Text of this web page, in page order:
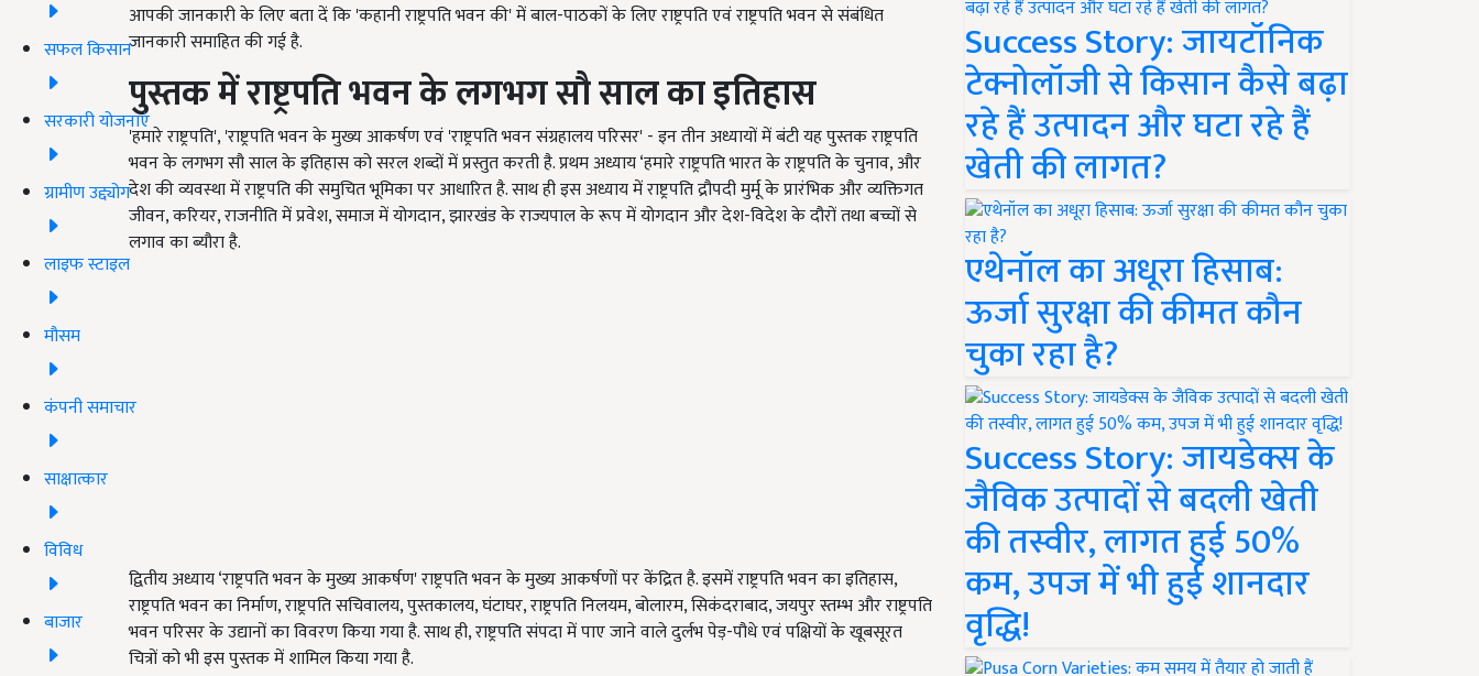
सफल किसान
सरकारी योजनाएं
ग्रामीण उद्द्योग
लाइफ स्टाइल
मौसम
कंपनी समाचार
साक्षात्कार
विविध
बाजार
आपकी जानकारी के लिए बता दें कि 'कहानी राष्ट्रपति भवन की' में बाल-पाठकों के लिए राष्ट्रपति एवं राष्ट्रपति भवन से संबंधित
जानकारी समाहित की गई है.
पुस्तक में राष्ट्रपति भवन के लगभग सौ साल का इतिहास
'हमारे राष्ट्रपति', 'राष्ट्रपति भवन के मुख्य आकर्षण एवं 'राष्ट्रपति भवन संग्रहालय परिसर' - इन तीन अध्यायों में बंटी यह पुस्तक राष्ट्रपति
भवन के लगभग सौ साल के इतिहास को सरल शब्दों में प्रस्तुत करती है. प्रथम अध्याय ‘हमारे राष्ट्रपति भारत के राष्ट्रपति के चुनाव, और
देश की व्यवस्था में राष्ट्रपति की समुचित भूमिका पर आधारित है. साथ ही इस अध्याय में राष्ट्रपति द्रौपदी मुर्मू के प्रारंभिक और व्यक्तिगत
जीवन, करियर, राजनीति में प्रवेश, समाज में योगदान, झारखंड के राज्यपाल के रूप में योगदान और देश-विदेश के दौरों तथा बच्चों से
लगाव का ब्यौरा है.
द्वितीय अध्याय ‘राष्ट्रपति भवन के मुख्य आकर्षण' राष्ट्रपति भवन के मुख्य आकर्षणों पर केंद्रित है. इसमें राष्ट्रपति भवन का इतिहास,
राष्ट्रपति भवन का निर्माण, राष्ट्रपति सचिवालय, पुस्तकालय, घंटाघर, राष्ट्रपति निलयम, बोलारम, सिकंदराबाद, जयपुर स्तम्भ और राष्ट्रपति
भवन परिसर के उद्यानों का विवरण किया गया है. साथ ही, राष्ट्रपति संपदा में पाए जाने वाले दुर्लभ पेड़-पौधे एवं पक्षियों के खूबसूरत
चित्रों को भी इस पुस्तक में शामिल किया गया है.
Success Story: जायटॉनिक
टेक्नोलॉजी से किसान कैसे बढ़ा
रहे हैं उत्पादन और घटा रहे हैं
खेती की लागत?
एथेनॉल का अधूरा हिसाब:
ऊर्जा सुरक्षा की कीमत कौन
चुका रहा है?
Success Story: जायडेक्स के
जैविक उत्पादों से बदली खेती
की तस्वीर, लागत हुई 50%
कम, उपज में भी हुई शानदार
वृद्धि!